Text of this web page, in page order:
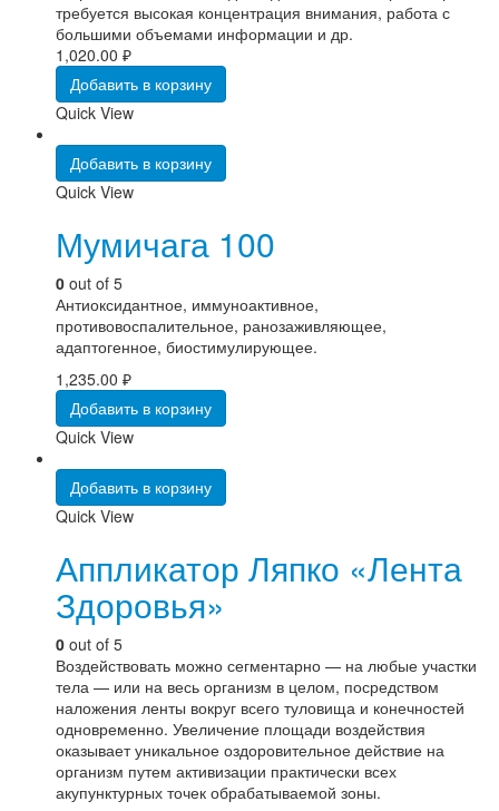
требуется высокая концентрация внимания, работа с
большими объемами информации и др.
1,020.00 ₽
Добавить в корзину
Quick View
Добавить в корзину
Quick View
Мумичага 100
0 out of 5
Антиоксидантное, иммуноактивное,
противовоспалительное, ранозаживляющее,
адаптогенное, биостимулирующее.
1,235.00 ₽
Добавить в корзину
Quick View
Добавить в корзину
Quick View
Аппликатор Ляпко «Лента
Здоровья»
0 out of 5
Воздействовать можно сегментарно — на любые участки
тела — или на весь организм в целом, посредством
наложения ленты вокруг всего туловища и конечностей
одновременно. Увеличение площади воздействия
оказывает уникальное оздоровительное действие на
организм путем активизации практически всех
акупунктурных точек обрабатываемой зоны.